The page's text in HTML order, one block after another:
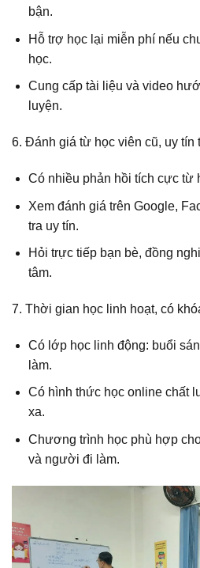
bận.
Hỗ trợ học lại miễn phí nếu
học.
Cung cấp tài liệu và video
luyện.
6. Đánh giá từ học viên cũ, uy tín
Có nhiều phản hồi tích cực từ
Xem đánh giá trên Google,
tra uy tín.
Hỏi trực tiếp bạn bè, đồng
tâm.
7. Thời gian học linh hoạt, có
Có lớp học linh động: buổi
làm.
Có hình thức học online chất
xa.
Chương trình học phù hợp
và người đi làm.